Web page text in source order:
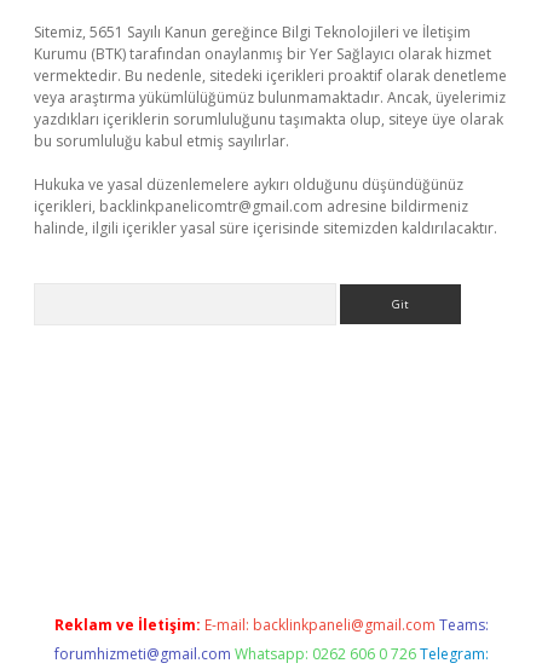
Sitemiz, 5651 Sayılı Kanun gereğince Bilgi Teknolojileri ve İletişim
Kurumu (BTK) tarafından onaylanmış bir Yer Sağlayıcı olarak hizmet
vermektedir. Bu nedenle, sitedeki içerikleri proaktif olarak denetleme
veya araştırma yükümlülüğümüz bulunmamaktadır. Ancak, üyelerimiz
yazdıkları içeriklerin sorumluluğunu taşımakta olup, siteye üye olarak
bu sorumluluğu kabul etmiş sayılırlar.
Hukuka ve yasal düzenlemelere aykırı olduğunu düşündüğünüz
içerikleri, backlinkpanelicomtr@gmail.com adresine bildirmeniz
halinde, ilgili içerikler yasal süre içerisinde sitemizden kaldırılacaktır.
Reklam ve İletişim: E-mail: backlinkpaneli@gmail.com Teams:
forumhizmeti@gmail.com Whatsapp: 0262 606 0 726 Telegram: